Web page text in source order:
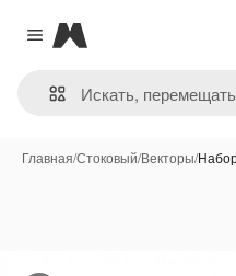
Close menu
Magnific
Главная/Стоковый/Векторы/